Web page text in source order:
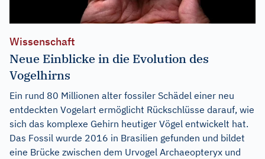
Wissenschaft
Neue Einblicke in die Evolution des
Vogelhirns
Ein rund 80 Millionen alter fossiler Schädel einer neu
entdeckten Vogelart ermöglicht Rückschlüsse darauf, wie
sich das komplexe Gehirn heutiger Vögel entwickelt hat.
Das Fossil wurde 2016 in Brasilien gefunden und bildet
eine Brücke zwischen dem Urvogel Archaeopteryx und